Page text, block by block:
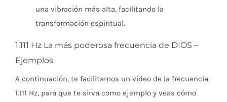
una vibración más alta, facilitando la
transformación espiritual.
1.111 Hz La más poderosa frecuencia de DIOS –
Ejemplos
A continuación, te facilitamos un vídeo de la frecuencia
1.111 Hz, para que te sirva como ejemplo y veas cómo